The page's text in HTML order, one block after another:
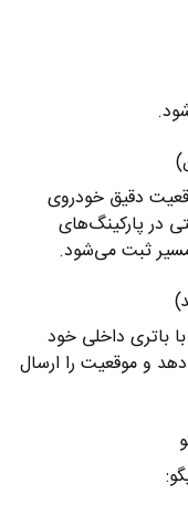
دقیق خودروی
در پارکینگ‌های
ثبت می‌شود.
باتری داخلی خود
می‌دهد و موقعیت را ارسال